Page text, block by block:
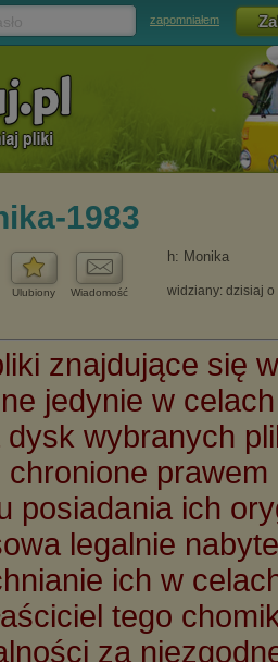
zapomniałem
1983
Ulubiony Wiadomość
h: Monika
widziany: dzisiaj o